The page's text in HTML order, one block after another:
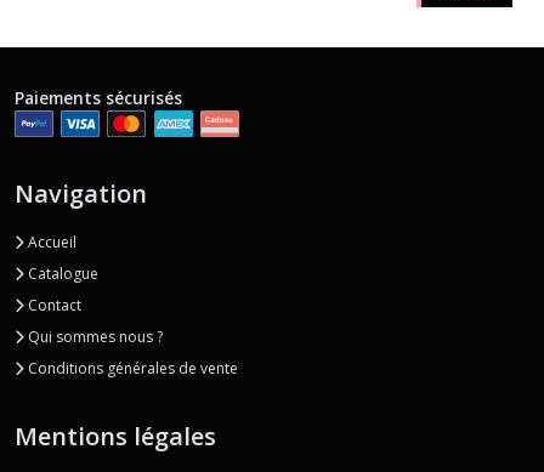
Paiements sécurisés
Navigation
Accueil
Catalogue
Contact
Qui sommes nous ?
Conditions générales de vente
Mentions légales